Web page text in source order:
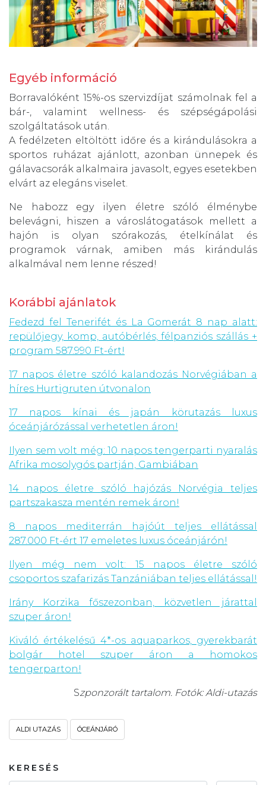
Egyéb információ
Borravalóként 15%-os szervizdíjat számolnak fel a
bár-, valamint wellness- és szépségápolási
szolgáltatások után.
A fedélzeten eltöltött időre és a kirándulásokra a
sportos ruházat ajánlott, azonban ünnepek és
gálavacsorák alkalmaira javasolt, egyes esetekben
elvárt az elegáns viselet.
Ne habozz egy ilyen életre szóló élménybe
belevágni, hiszen a városlátogatások mellett a
hajón is olyan szórakozás, ételkínálat és
programok várnak, amiben más kirándulás
alkalmával nem lenne részed!
Korábbi ajánlatok
Fedezd fel Tenerifét és La Gomerát 8 nap alatt:
repülőjegy, komp, autóbérlés, félpanziós szállás +
program 587.990 Ft-ért!
17 napos életre szóló kalandozás Norvégiában a
híres Hurtigruten útvonalon
17 napos kínai és japán körutazás luxus
óceánjárózással verhetetlen áron!
Ilyen sem volt még: 10 napos tengerparti nyaralás
Afrika mosolygós partján, Gambiában
14 napos életre szóló hajózás Norvégia teljes
partszakasza mentén remek áron!
8 napos mediterrán hajóút teljes ellátással
287.000 Ft-ért 17 emeletes luxus óceánjárón!
Ilyen még nem volt: 15 napos életre szóló
csoportos szafarizás Tanzániában teljes ellátással!
Irány Korzika főszezonban, közvetlen járattal
szuper áron!
Kiváló értékelésű 4*-os aquaparkos, gyerekbarát
bolgár hotel szuper áron a homokos
tengerparton!
Szponzorált tartalom. Fotók: Aldi-utazás
ALDI UTAZÁS ÓCEÁNJÁRÓ
KERESÉS